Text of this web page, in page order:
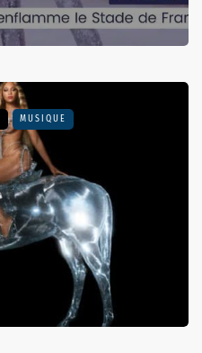
MUSIQUE